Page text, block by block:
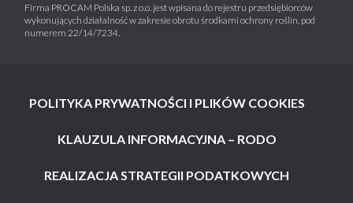
Firma PROCAM Polska sp. z o.o. jest wpisana do rejestru przedsiębiorców
wykonujących działalność w zakresie obrotu środkami ochrony roślin, pod
numerem 22/14/7234.
POLITYKA PRYWATNOŚCI I PLIKÓW COOKIES
KLAUZULA INFORMACYJNA – RODO
REALIZACJA STRATEGII PODATKOWYCH